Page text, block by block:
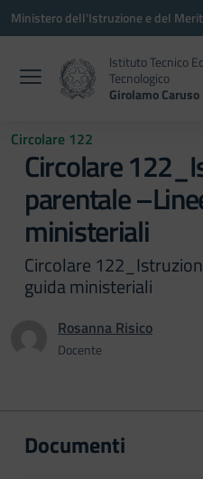
Vai ai contenuti
Vai al menu di navigazione
Vai al footer
Ministero dell'Istruzione e del
Istituto Tecnico
Tecnologico
Girolamo Caruso
Circolare 122
Circolare
parentale
ministeriali
Circolare
guida ministeriali
Rosanna Risico
Docente
Documenti